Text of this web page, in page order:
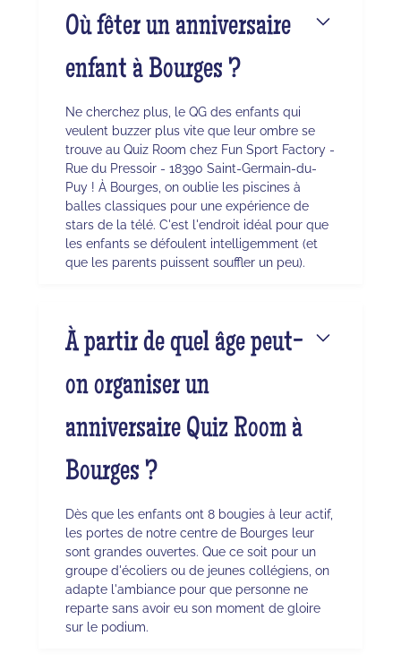
Où fêter un anniversaire
enfant à Bourges ?
Ne cherchez plus, le QG des enfants qui
veulent buzzer plus vite que leur ombre se
trouve au Quiz Room chez Fun Sport Factory -
Rue du Pressoir - 18390 Saint-Germain-du-
Puy ! À Bourges, on oublie les piscines à
balles classiques pour une expérience de
stars de la télé. C'est l'endroit idéal pour que
les enfants se défoulent intelligemment (et
que les parents puissent souffler un peu).
À partir de quel âge peut-
on organiser un
anniversaire Quiz Room à
Bourges ?
Dès que les enfants ont 8 bougies à leur actif,
les portes de notre centre de Bourges leur
sont grandes ouvertes. Que ce soit pour un
groupe d'écoliers ou de jeunes collégiens, on
adapte l'ambiance pour que personne ne
reparte sans avoir eu son moment de gloire
sur le podium.